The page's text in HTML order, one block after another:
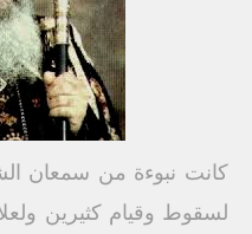
كانت نبوءة من سمعان